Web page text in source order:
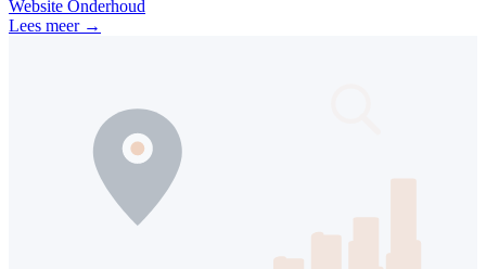
Website Onderhoud
Lees meer →